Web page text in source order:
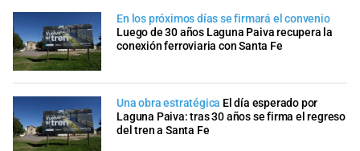
En los próximos días se firmará el convenio
Luego de 30 años Laguna Paiva recupera la
conexión ferroviaria con Santa Fe
Una obra estratégica El día esperado por
Laguna Paiva: tras 30 años se firma el regreso
del tren a Santa Fe